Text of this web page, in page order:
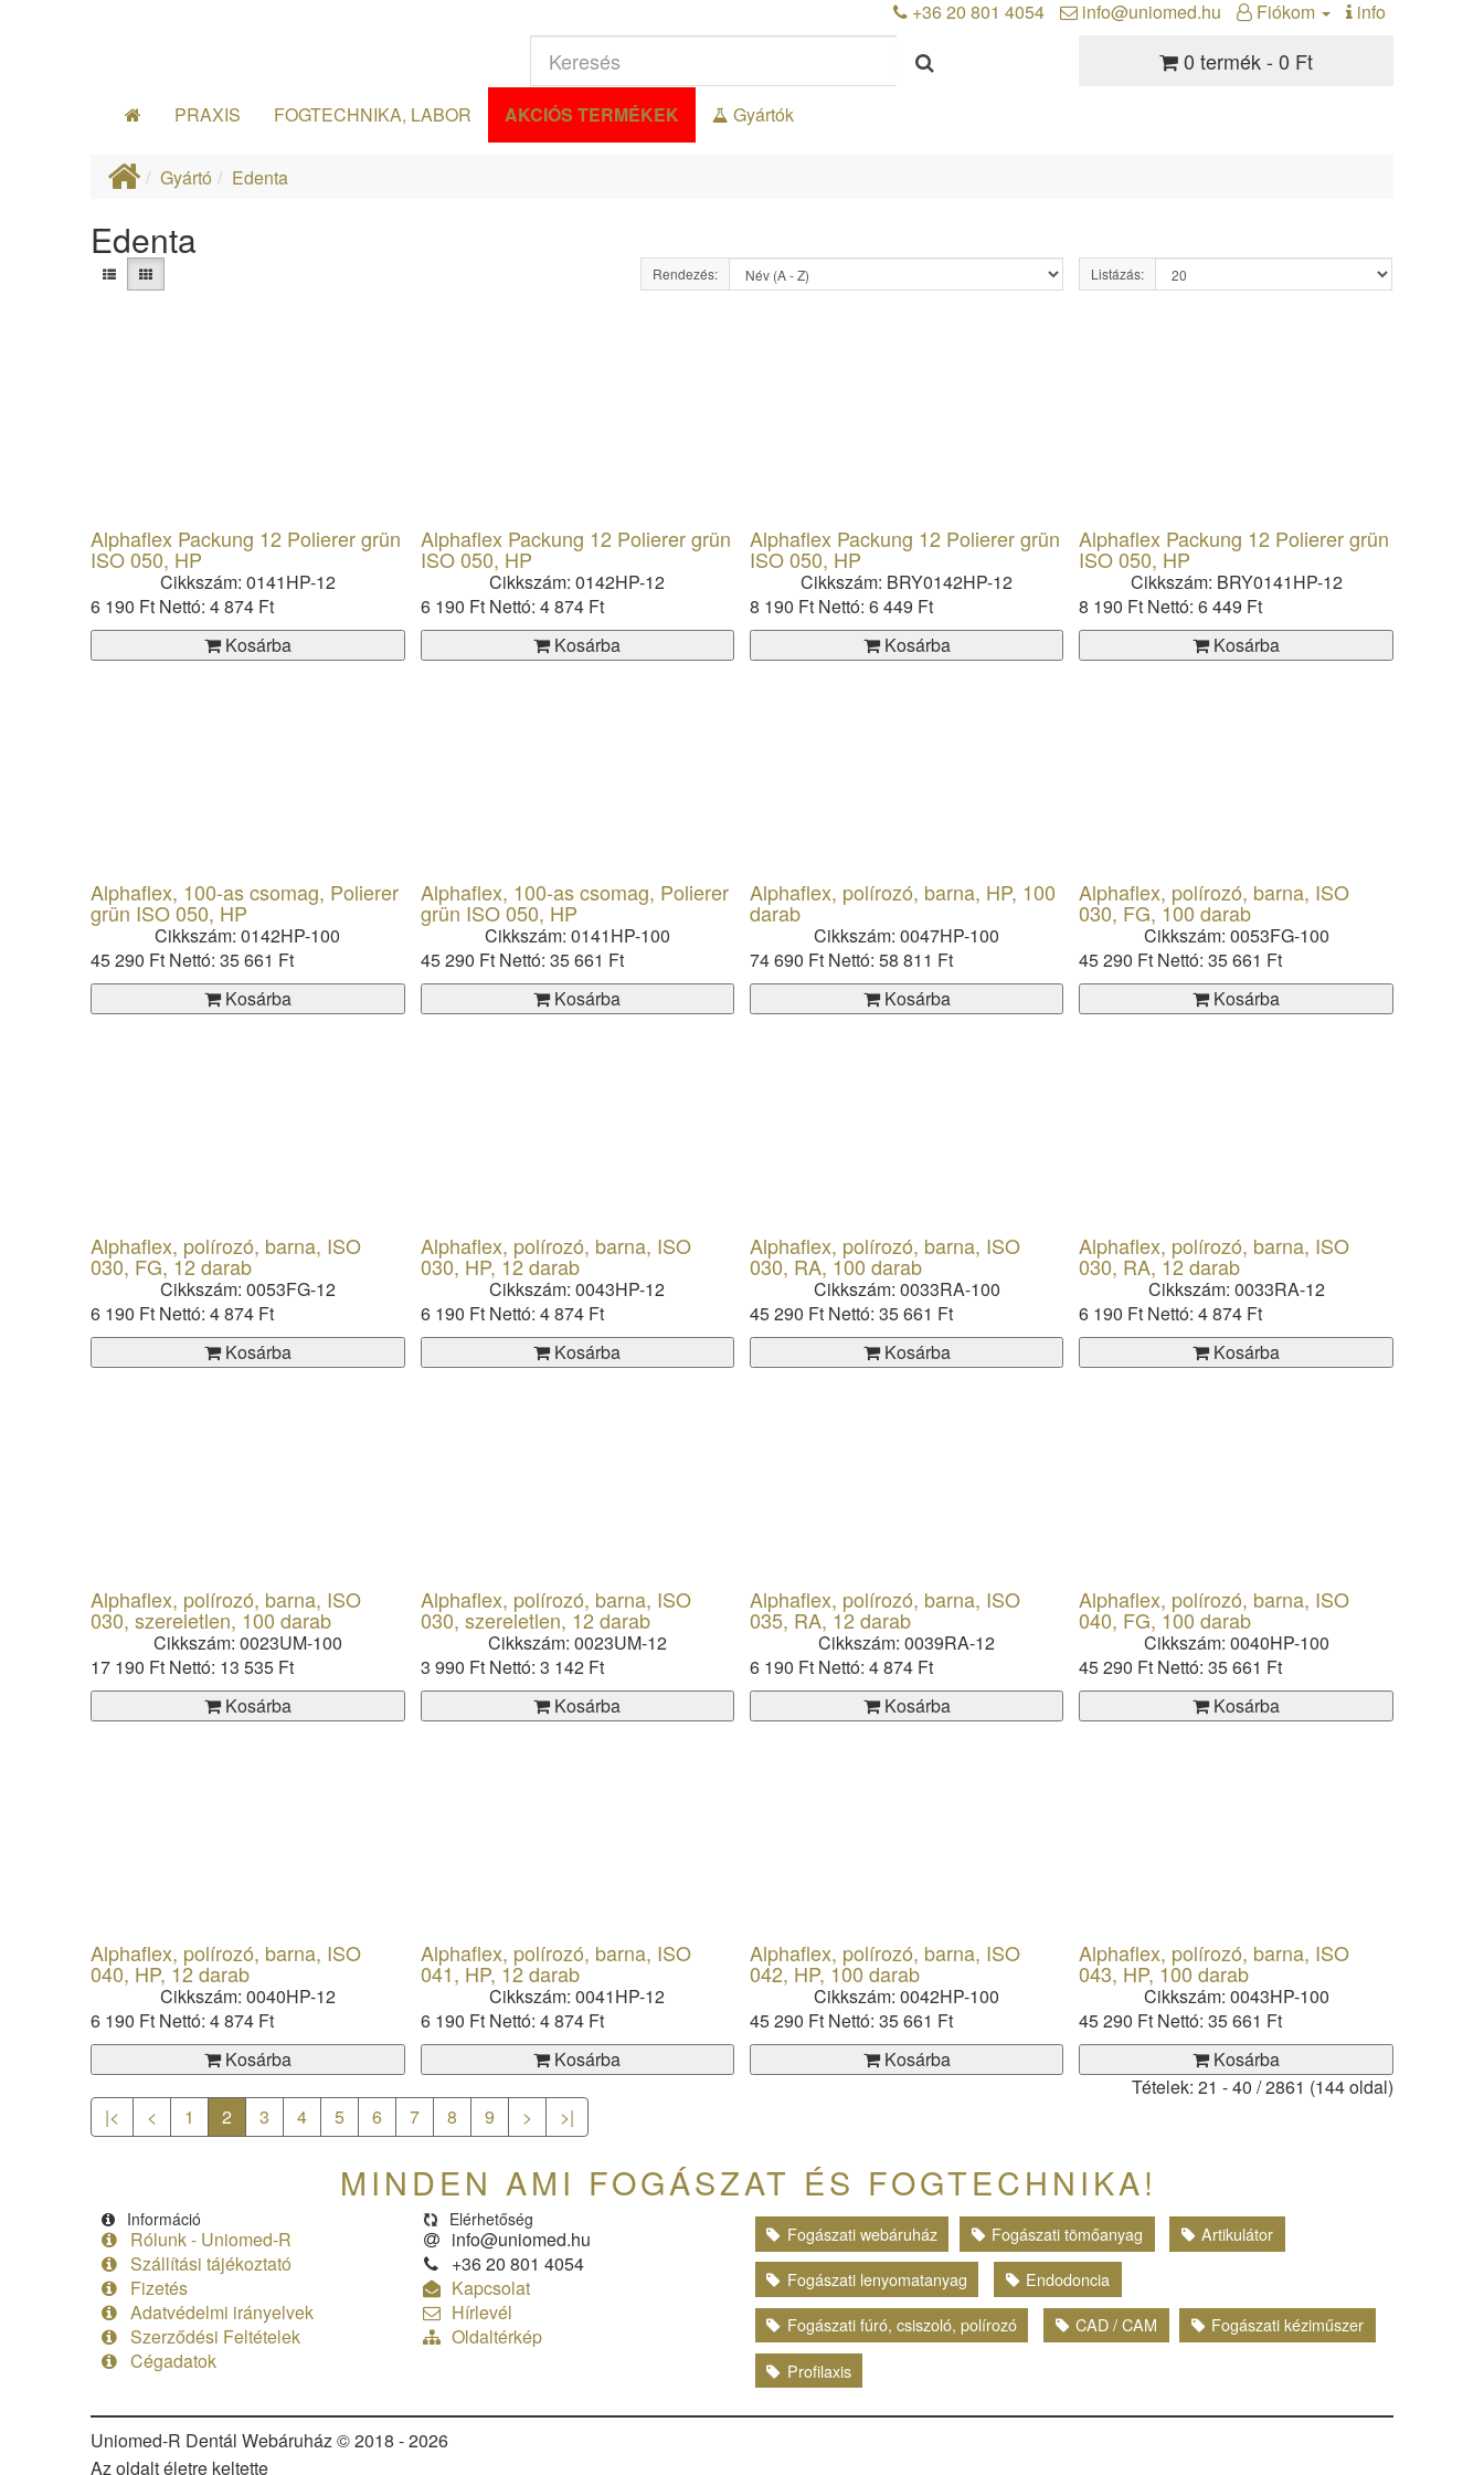
+36 20 801 4054 info@uniomed.hu Fiókom info
0 termék - 0 Ft
PRAXIS FOGTECHNIKA, LABOR AKCIÓS TERMÉKEK Gyártók
Gyártó Edenta
Edenta
Rendezés: Listázás:
Alphaflex Packung 12 Polierer grün
ISO 050, HP
Cikkszám: 0141HP-12
6 190 Ft Nettó: 4 874 Ft
Kosárba
Alphaflex Packung 12 Polierer grün
ISO 050, HP
Cikkszám: 0142HP-12
6 190 Ft Nettó: 4 874 Ft
Kosárba
Alphaflex Packung 12 Polierer grün
ISO 050, HP
Cikkszám: BRY0142HP-12
8 190 Ft Nettó: 6 449 Ft
Kosárba
Alphaflex Packung 12 Polierer grün
ISO 050, HP
Cikkszám: BRY0141HP-12
8 190 Ft Nettó: 6 449 Ft
Kosárba
Alphaflex, 100-as csomag, Polierer
grün ISO 050, HP
Cikkszám: 0142HP-100
45 290 Ft Nettó: 35 661 Ft
Kosárba
Alphaflex, 100-as csomag, Polierer
grün ISO 050, HP
Cikkszám: 0141HP-100
45 290 Ft Nettó: 35 661 Ft
Kosárba
Alphaflex, polírozó, barna, HP, 100
darab
Cikkszám: 0047HP-100
74 690 Ft Nettó: 58 811 Ft
Kosárba
Alphaflex, polírozó, barna, ISO
030, FG, 100 darab
Cikkszám: 0053FG-100
45 290 Ft Nettó: 35 661 Ft
Kosárba
Alphaflex, polírozó, barna, ISO
030, FG, 12 darab
Cikkszám: 0053FG-12
6 190 Ft Nettó: 4 874 Ft
Kosárba
Alphaflex, polírozó, barna, ISO
030, HP, 12 darab
Cikkszám: 0043HP-12
6 190 Ft Nettó: 4 874 Ft
Kosárba
Alphaflex, polírozó, barna, ISO
030, RA, 100 darab
Cikkszám: 0033RA-100
45 290 Ft Nettó: 35 661 Ft
Kosárba
Alphaflex, polírozó, barna, ISO
030, RA, 12 darab
Cikkszám: 0033RA-12
6 190 Ft Nettó: 4 874 Ft
Kosárba
Alphaflex, polírozó, barna, ISO
030, szereletlen, 100 darab
Cikkszám: 0023UM-100
17 190 Ft Nettó: 13 535 Ft
Kosárba
Alphaflex, polírozó, barna, ISO
030, szereletlen, 12 darab
Cikkszám: 0023UM-12
3 990 Ft Nettó: 3 142 Ft
Kosárba
Alphaflex, polírozó, barna, ISO
035, RA, 12 darab
Cikkszám: 0039RA-12
6 190 Ft Nettó: 4 874 Ft
Kosárba
Alphaflex, polírozó, barna, ISO
040, FG, 100 darab
Cikkszám: 0040HP-100
45 290 Ft Nettó: 35 661 Ft
Kosárba
Alphaflex, polírozó, barna, ISO
040, HP, 12 darab
Cikkszám: 0040HP-12
6 190 Ft Nettó: 4 874 Ft
Kosárba
Alphaflex, polírozó, barna, ISO
041, HP, 12 darab
Cikkszám: 0041HP-12
6 190 Ft Nettó: 4 874 Ft
Kosárba
Alphaflex, polírozó, barna, ISO
042, HP, 100 darab
Cikkszám: 0042HP-100
45 290 Ft Nettó: 35 661 Ft
Kosárba
Alphaflex, polírozó, barna, ISO
043, HP, 100 darab
Cikkszám: 0043HP-100
45 290 Ft Nettó: 35 661 Ft
Kosárba
|< < 1 2 3 4 5 6 7 8 9 > >|
Tételek: 21 - 40 / 2861 (144 oldal)
MINDEN AMI FOGÁSZAT ÉS FOGTECHNIKA!
Információ
Rólunk - Uniomed-R
Szállítási tájékoztató
Fizetés
Adatvédelmi irányelvek
Szerződési Feltételek
Cégadatok
Elérhetőség
info@uniomed.hu
+36 20 801 4054
Kapcsolat
Hírlevél
Oldaltérkép
Fogászati webáruház Fogászati tömőanyag
Artikulátor
Fogászati lenyomatanyag
Endodoncia
Fogászati fúró, csiszoló, polírozó
CAD / CAM
Fogászati kéziműszer
Profilaxis
Uniomed-R Dentál Webáruház © 2018 - 2026
Az oldalt életre keltette